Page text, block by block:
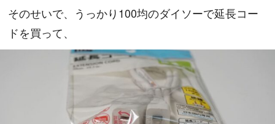
そのせいで、うっかり100均のダイソーで延長コー
ドを買って、